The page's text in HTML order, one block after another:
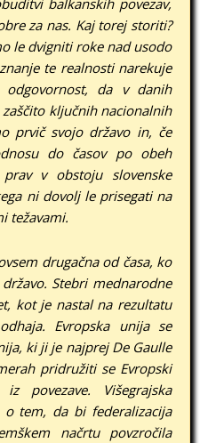
balkanskih povezav,
za nas. Kaj torej storiti?
le dvigniti roke nad usodo
te realnosti narekuje
da v danih
ključnih nacionalnih
prvič svojo državo in, če
do časov po obeh
v obstoju slovenske
ni dovolj le prisegati na
težavami.
drugačna od časa, ko
Stebri mednarodne
kot je nastal na rezultatu
Evropska unija se
ki ji je najprej De Gaulle
pridružiti se Evropski
povezave. Višegrajska
o tem, da bi federalizacija
načrtu povzročila